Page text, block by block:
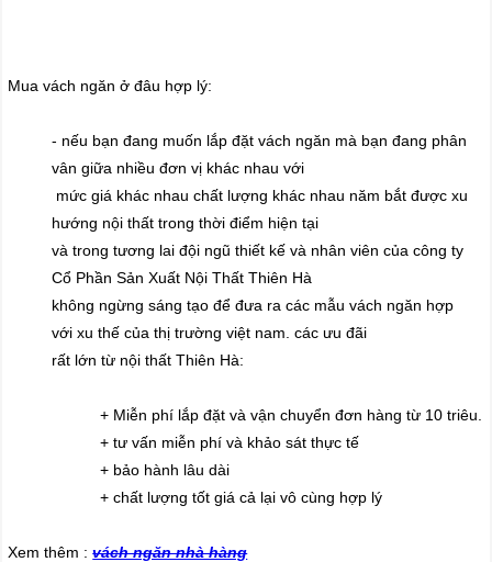
Mua vách ngăn ở đâu hợp lý:
- nếu bạn đang muốn lắp đặt vách ngăn mà bạn đang phân
vân giữa nhiều đơn vị khác nhau với
mức giá khác nhau chất lượng khác nhau năm bắt được xu
hướng nội thất trong thời điểm hiện tại
và trong tương lai đội ngũ thiết kế và nhân viên của công ty
Cổ Phần Sản Xuất Nội Thất Thiên Hà
không ngừng sáng tạo để đưa ra các mẫu vách ngăn hợp
với xu thế của thị trường việt nam. các ưu đãi
rất lớn từ nội thất Thiên Hà:
+ Miễn phí lắp đặt và vận chuyển đơn hàng từ 10 triêu.
+ tư vấn miễn phí và khảo sát thực tế
+ bảo hành lâu dài
+ chất lượng tốt giá cả lại vô cùng hợp lý
Xem thêm :vách ngăn nhà hàng